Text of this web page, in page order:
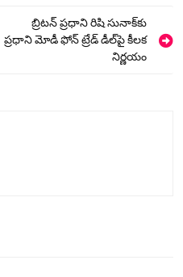
బ్రిటన్ ప్రధాని రిషి సునాక్‌కు
ప్రధాని మోడీ ఫోన్‌ ట్రేడ్‌ డీల్‌పై కీలక
నిర్ణయం